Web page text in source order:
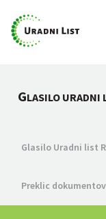
GLASILO URADNI
Glasilo Uradni list
Preklic dokumentov